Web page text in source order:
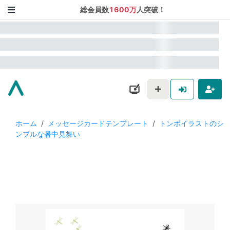
総会員数1600万人突破！
ホーム / メッセージカードテンプレート /
トンボイラストのシ
ンプルな暑中見舞い